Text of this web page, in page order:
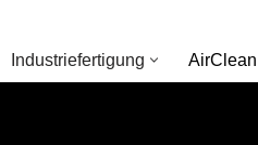
Industriefertigung AirClean